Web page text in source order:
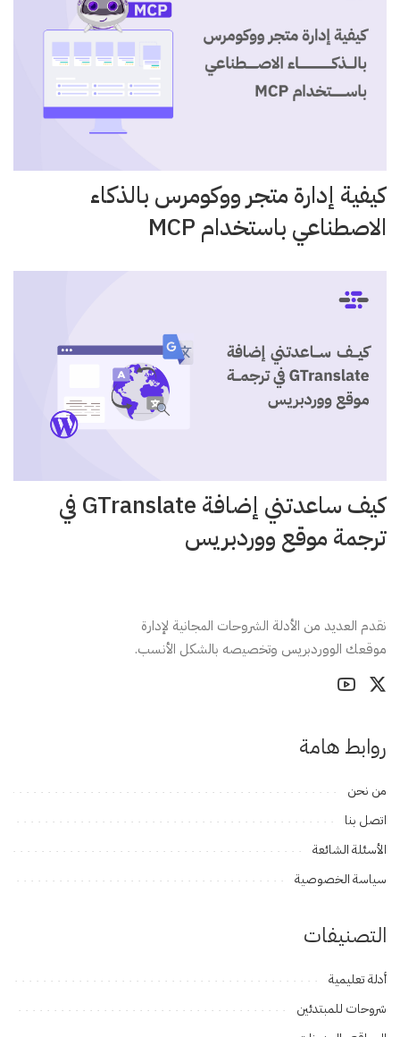
كيفية إدارة متجر ووكومرس بالذكاء
الاصطناعي باستخدام MCP
كيف ساعدتني إضافة GTranslate في
ترجمة موقع ووردبريس
نقدم العديد من الأدلة الشروحات المجانية لإدارة
موقعك الووردبريس وتخصيصه بالشكل الأنسب.
روابط هامة
من نحن
اتصل بنا
الأسئلة الشائعة
سياسة الخصوصية
التصنيفات
أدلة تعليمية
شروحات للمبتدئين